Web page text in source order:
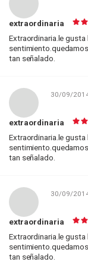
extraordinaria
Extraordinaria.le
tan señalado.
30/09/
extraordinaria
Extraordinaria.le
tan señalado.
30/09/
extraordinaria
Extraordinaria.le
tan señalado.